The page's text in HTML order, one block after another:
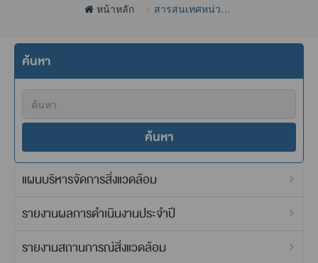
หน้าหลัก
สารสนเทศหน่วย
ค้นหา
ค้นหา
แผนบริหารจัดการสิ่งแวดล้อม
รายงานผลการดำเนินงานประจำปี
รายงานสถานการณ์สิ่งแวดล้อม